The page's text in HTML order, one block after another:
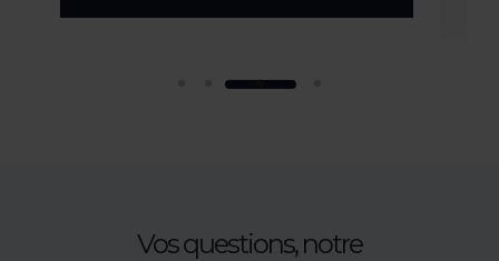
Vos questions, notre